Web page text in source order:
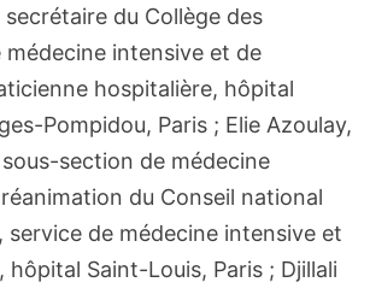
secrétaire du Collège des
médecine intensive et de
hospitalière, hôpital
Pompidou, Paris ; Elie Azoulay,
section de médecine
du Conseil national
service de médecine intensive et
hôpital Saint-Louis, Paris ; Djillali